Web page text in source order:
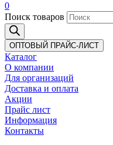
0
Поиск товаров
ОПТОВЫЙ ПРАЙС-ЛИСТ
Каталог
О компании
Для организаций
Доставка и оплата
Акции
Прайс лист
Информация
Контакты